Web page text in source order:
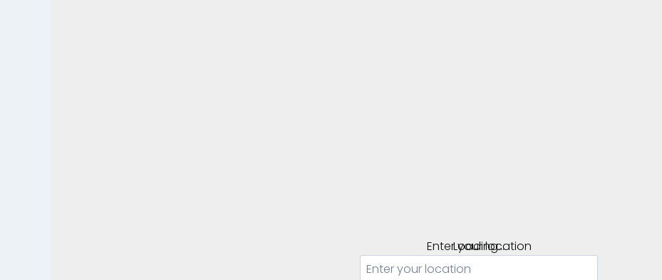
Loading...
Enter your location